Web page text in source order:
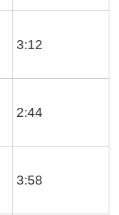
3:12
2:44
3:58